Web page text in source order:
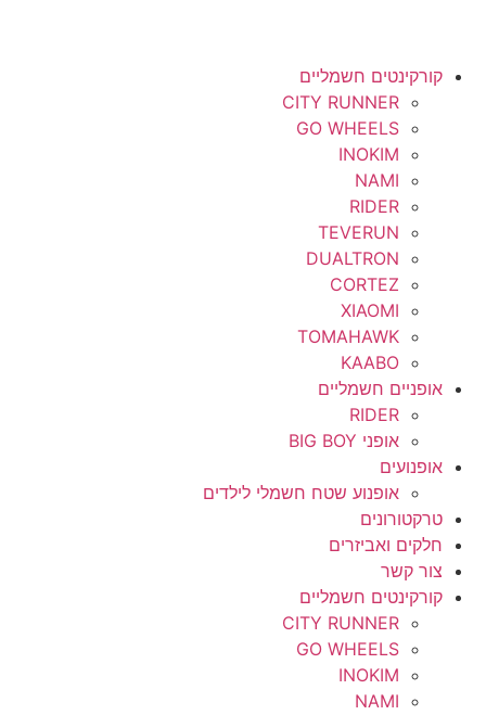
קורקינטים חשמליים
CITY RUNNER
GO WHEELS
INOKIM
NAMI
RIDER
TEVERUN
DUALTRON
CORTEZ
XIAOMI
TOMAHAWK
KAABO
אופניים חשמליים
RIDER
אופני BIG BOY
אופנועים
אופנוע שטח חשמלי לילדים
טרקטורונים
חלקים ואביזרים
צור קשר
קורקינטים חשמליים
CITY RUNNER
GO WHEELS
INOKIM
NAMI